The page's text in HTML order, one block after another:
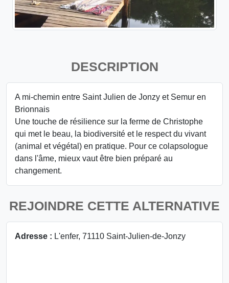
DESCRIPTION
A mi-chemin entre Saint Julien de Jonzy et Semur en
Brionnais
Une touche de résilience sur la ferme de Christophe
qui met le beau, la biodiversité et le respect du vivant
(animal et végétal) en pratique. Pour ce colapsologue
dans l'âme, mieux vaut être bien préparé au
changement.
REJOINDRE CETTE ALTERNATIVE
Adresse : L'enfer, 71110 Saint-Julien-de-Jonzy